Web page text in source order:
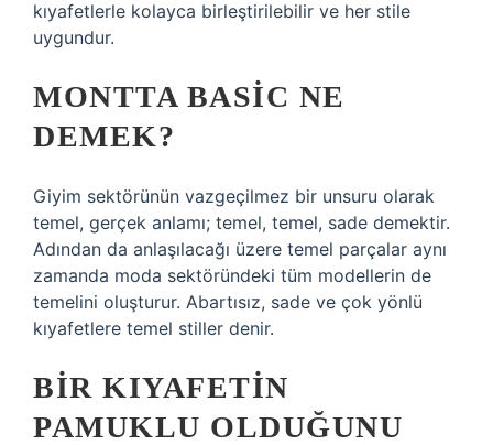
kıyafetlerle kolayca birleştirilebilir ve her stile
uygundur.
MONTTA BASIC NE
DEMEK?
Giyim sektörünün vazgeçilmez bir unsuru olarak
temel, gerçek anlamı; temel, temel, sade demektir.
Adından da anlaşılacağı üzere temel parçalar aynı
zamanda moda sektöründeki tüm modellerin de
temelini oluşturur. Abartısız, sade ve çok yönlü
kıyafetlere temel stiller denir.
BIR KIYAFETIN
PAMUKLU OLDUĞUNU